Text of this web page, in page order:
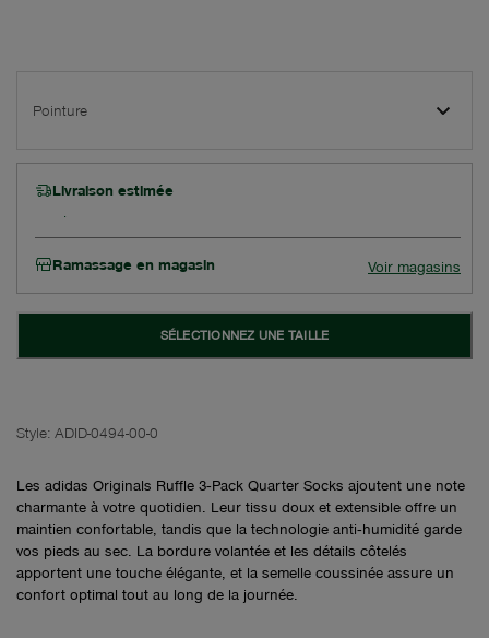
Pointure
Livraison estimée
Ramassage en magasin Voir magasins
SÉLECTIONNEZ UNE TAILLE
Style: ADID-0494-00-0
Les adidas Originals Ruffle 3‑Pack Quarter Socks ajoutent une note
charmante à votre quotidien. Leur tissu doux et extensible offre un
maintien confortable, tandis que la technologie anti‑humidité garde
vos pieds au sec. La bordure volantée et les détails côtelés
apportent une touche élégante, et la semelle coussinée assure un
confort optimal tout au long de la journée.